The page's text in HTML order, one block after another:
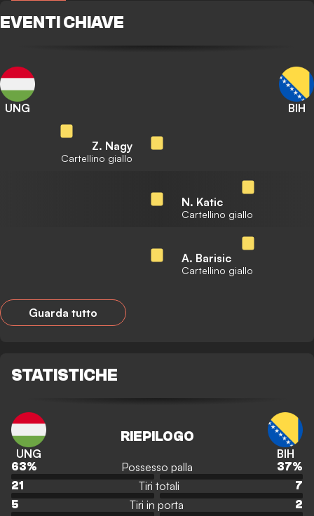
EVENTI CHIAVE
UNG BIH
Z. Nagy
Cartellino giallo
N. Katic
Cartellino giallo
A. Barisic
Cartellino giallo
Guarda tutto
STATISTICHE
UNG
RIEPILOGO
BIH
63% Possesso palla 37%
21
Tiri totali
7
5
Tiri in porta
2